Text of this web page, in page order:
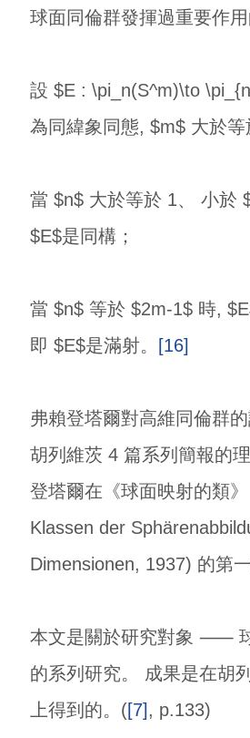
球面同倫群發揮過重要作用
設 $E : \pi_n(S^m)\to
為同緯象同態, $m$ 大於等
當 $n$ 大於等於 1、 小於
$E$是同構；
當 $n$ 等於 $2m-1$ 時,
即 $E$是滿射。
[16]
弗賴登塔爾對高維同倫群
胡列維茨 4 篇系列簡報的
登塔爾在《球面映射的類
Klassen der
Dimensionen, 1937) 的第
本文是關於研究對象 ⸺
的系列研究。 成果是在胡
上得到的。([7], p.133)